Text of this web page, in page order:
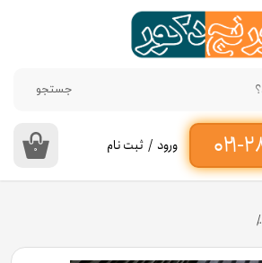
جستجو
۰ ورود / ثبت نام